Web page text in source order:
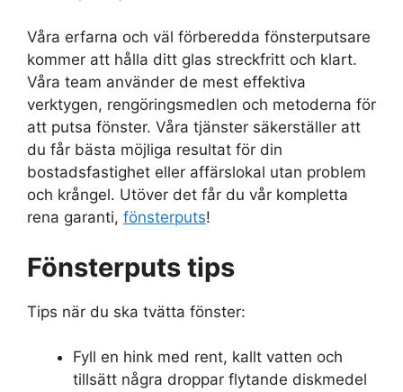
Våra erfarna och väl förberedda fönsterputsare
kommer att hålla ditt glas streckfritt och klart.
Våra team använder de mest effektiva
verktygen, rengöringsmedlen och metoderna för
att putsa fönster. Våra tjänster säkerställer att
du får bästa möjliga resultat för din
bostadsfastighet eller affärslokal utan problem
och krångel. Utöver det får du vår kompletta
rena garanti, fönsterputs!
Fönsterputs tips
Tips när du ska tvätta fönster:
Fyll en hink med rent, kallt vatten och
tillsätt några droppar flytande diskmedel